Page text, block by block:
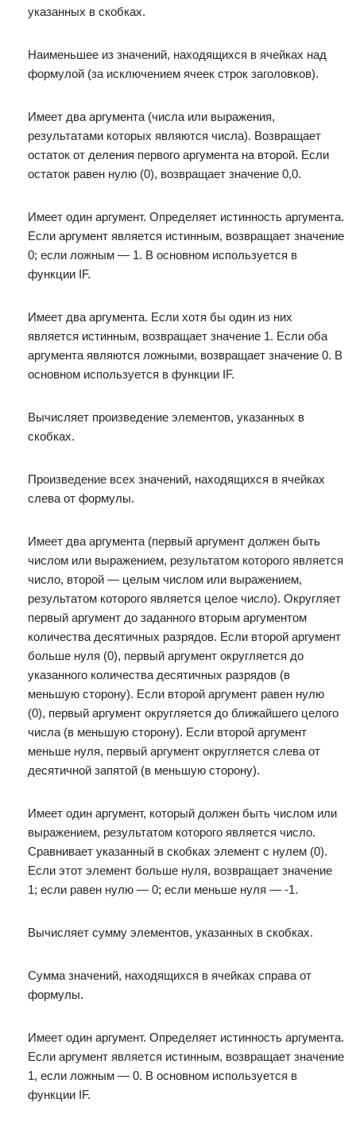
указанных в скобках.
Наименьшее из значений, находящихся в ячейках над
формулой (за исключением ячеек строк заголовков).
Имеет два аргумента (числа или выражения,
результатами которых являются числа). Возвращает
остаток от деления первого аргумента на второй. Если
остаток равен нулю (0), возвращает значение 0,0.
Имеет один аргумент. Определяет истинность аргумента.
Если аргумент является истинным, возвращает значение
0; если ложным — 1. В основном используется в
функции IF.
Имеет два аргумента. Если хотя бы один из них
является истинным, возвращает значение 1. Если оба
аргумента являются ложными, возвращает значение 0. В
основном используется в функции IF.
Вычисляет произведение элементов, указанных в
скобках.
Произведение всех значений, находящихся в ячейках
слева от формулы.
Имеет два аргумента (первый аргумент должен быть
числом или выражением, результатом которого является
число, второй — целым числом или выражением,
результатом которого является целое число). Округляет
первый аргумент до заданного вторым аргументом
количества десятичных разрядов. Если второй аргумент
больше нуля (0), первый аргумент округляется до
указанного количества десятичных разрядов (в
меньшую сторону). Если второй аргумент равен нулю
(0), первый аргумент округляется до ближайшего целого
числа (в меньшую сторону). Если второй аргумент
меньше нуля, первый аргумент округляется слева от
десятичной запятой (в меньшую сторону).
Имеет один аргумент, который должен быть числом или
выражением, результатом которого является число.
Сравнивает указанный в скобках элемент с нулем (0).
Если этот элемент больше нуля, возвращает значение
1; если равен нулю — 0; если меньше нуля — -1.
Вычисляет сумму элементов, указанных в скобках.
Сумма значений, находящихся в ячейках справа от
формулы.
Имеет один аргумент. Определяет истинность аргумента.
Если аргумент является истинным, возвращает значение
1, если ложным — 0. В основном используется в
функции IF.